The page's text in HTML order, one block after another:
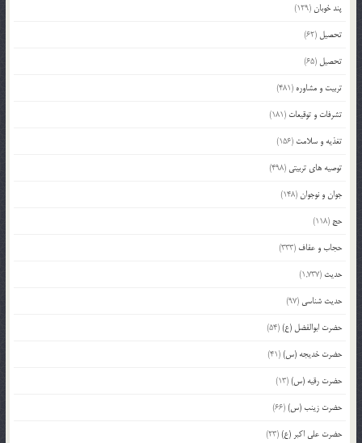
پند خوبان(129)
تحصیل (62)
تحصیل (65)
تربیت و مشاوره (481)
تشرفات و توقیعات (181)
تغذیه و سلامت (156)
توصیه های تربیتی (498)
جوان و نوجوان(148)
حج (118)
حجاب و عفاف (333)
حدیث (1,737)
حدیث شناسی (97)
حضرت ابوالفضل (ع)(54)
حضرت خدیجه (س)(41)
حضرت رقیه (س)(13)
حضرت زینب (س)(66)
حضرت علی اکبر (ع)(23)